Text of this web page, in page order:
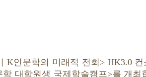
K인문학의 미래적 전회> HK3.0
대학원생 국제학술캠프>를 개